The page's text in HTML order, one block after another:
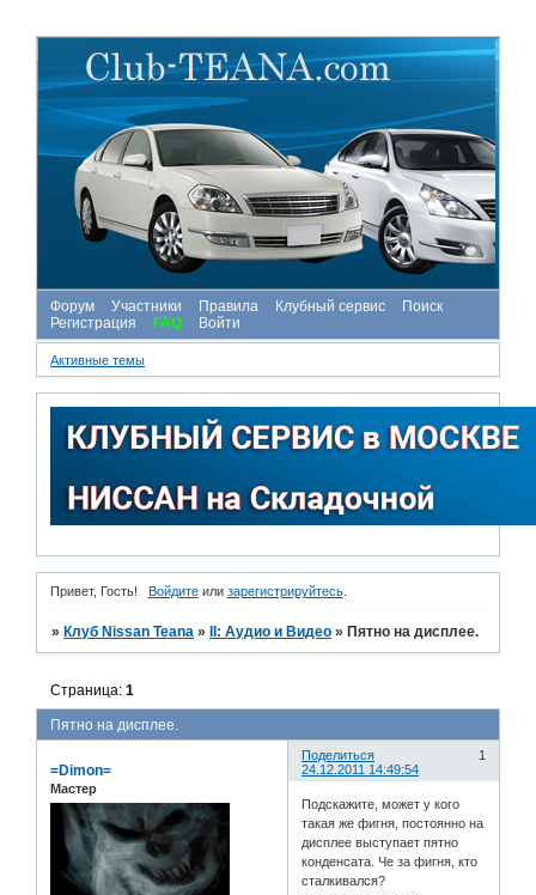
Форум Участники Правила Клубный сервис
Поиск
Регистрация
FAQ Войти
Активные темы
Привет, Гость! Войдитеили зарегистрируйтесь.
» Клуб Nissan Teana » II: Аудио и Bидео » Пятно на дисплее.
Пятно на дисплее.
Страница:1
Поделиться
1
24.12.2011 14:49:54
=Dimon=
Мастер
Подскажите, может у кого
такая же фигня, постоянно на
дисплее выступает пятно
конденсата. Че за фигня, кто
сталкивался?